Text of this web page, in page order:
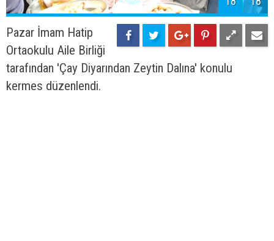
Pazar İmam Hatip
Ortaokulu Aile Birliği
tarafından 'Çay Diyarından Zeytin Dalına' konulu
kermes düzenlendi.